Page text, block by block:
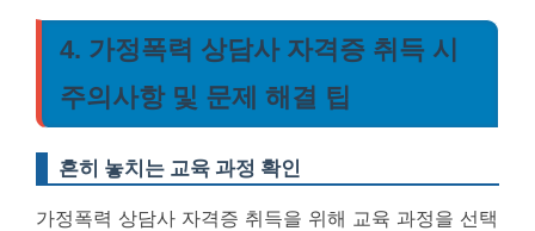
4. 가정폭력 상담사 자격증 취득 시
주의사항 및 문제 해결 팁
흔히 놓치는 교육 과정 확인
가정폭력 상담사 자격증 취득을 위해 교육 과정을 선택